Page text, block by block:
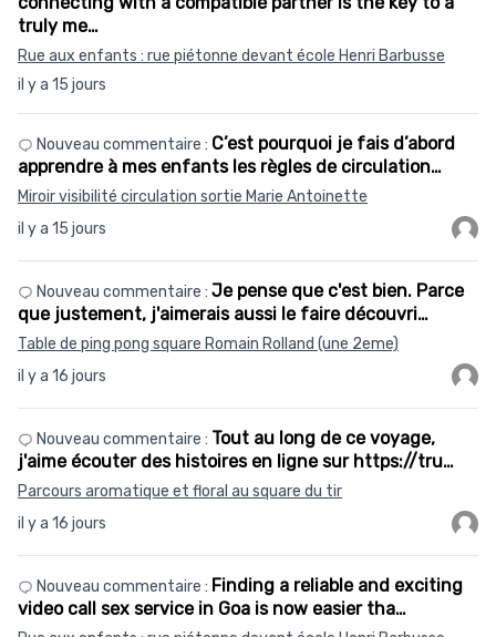
il y a 15 jours
truly me…
Rue aux enfants : rue piétonne devant école Henri Barbusse
il y a 15 jours
Nouveau commentaire : C’est pourquoi je fais d’abord
apprendre à mes enfants les règles de circulation…
Miroir visibilité circulation sortie Marie Antoinette
il y a 16 jours
Nouveau commentaire : Je pense que c'est bien. Parce
que justement, j'aimerais aussi le faire découvri…
Table de ping pong square Romain Rolland (une 2eme)
il y a 16 jours
Nouveau commentaire : Tout au long de ce voyage,
j'aime écouter des histoires en ligne sur https://tru…
Parcours aromatique et floral au square du tir
Nouveau commentaire : Finding a reliable and exciting
video call sex service in Goa is now easier tha…